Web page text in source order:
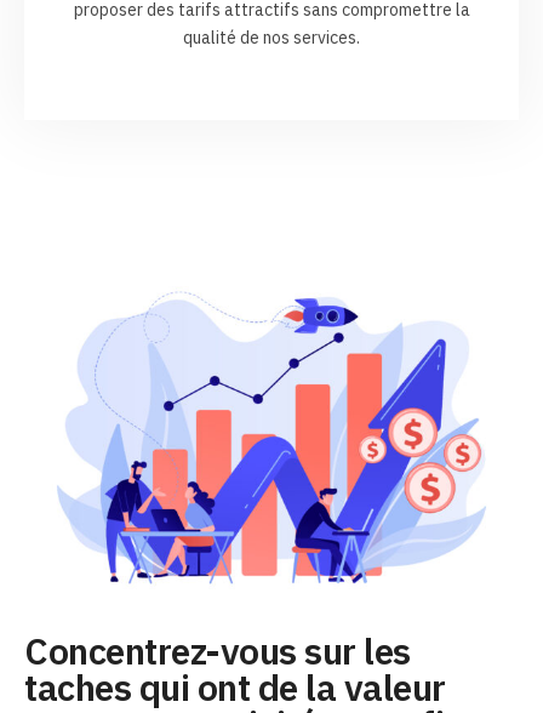
proposer des tarifs attractifs sans compromettre la
qualité de nos services.
Concentrez-vous sur les
taches qui ont de la valeur